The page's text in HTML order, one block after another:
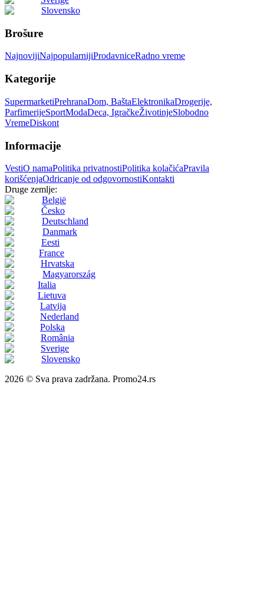
Slovensko
Brošure
NajnovijiNajpopularnijiProdavniceRadno vreme
Kategorije
SupermarketiPrehranaDom, BaštaElektronikaDrogerije,
ParfimerijeSportModaDeca, IgračkeŽivotinjeSlobodno
VremeDiskont
Informacije
VestiO namaPolitika privatnostiPolitika kolačićaPravila
korišćenjaOdricanje od odgovornostiKontakti
Druge zemlje:
België
Česko
Deutschland
Danmark
Eesti
France
Hrvatska
Magyarország
Italia
Lietuva
Latvija
Nederland
Polska
România
Sverige
Slovensko
2026 © Sva prava zadržana. Promo24.rs